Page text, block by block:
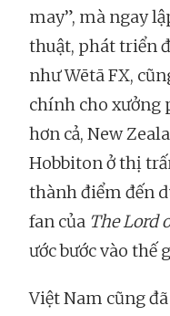
may”, mà ngay
thuật, phát triển
như Wētā FX,
chính cho xưởng
hơn cả, New
Hobbiton ở thị
thành điểm đến
fan của The Lord
ước bước vào thế
Việt Nam cũng